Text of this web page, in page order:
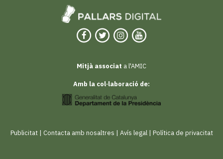
Mitjà associat a l'AMIC
Amb la col·laboració de:
Publicitat| Contacta amb nosaltres | Avís legal| Política de privacitat